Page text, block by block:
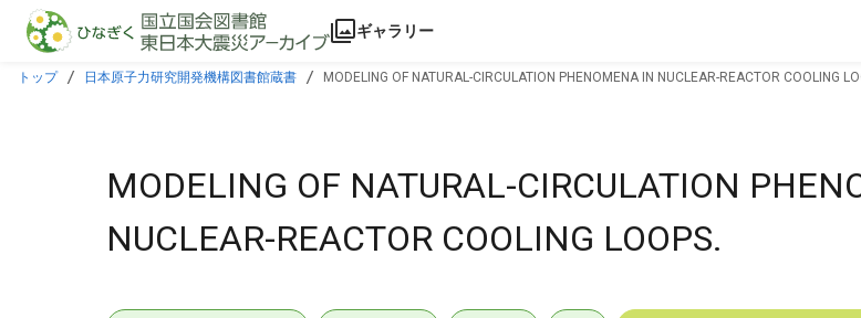
本文に飛ぶ
ギャラリー
トップ 日本原子力研究開発機構図書館蔵書 MODELING OF NATURAL-CIRCULATION PHENOMENA IN NUCLEAR-REACTOR COOLING
MODELING OF NATURAL-CIRCULATION
NUCLEAR-REACTOR COOLING LOOPS.